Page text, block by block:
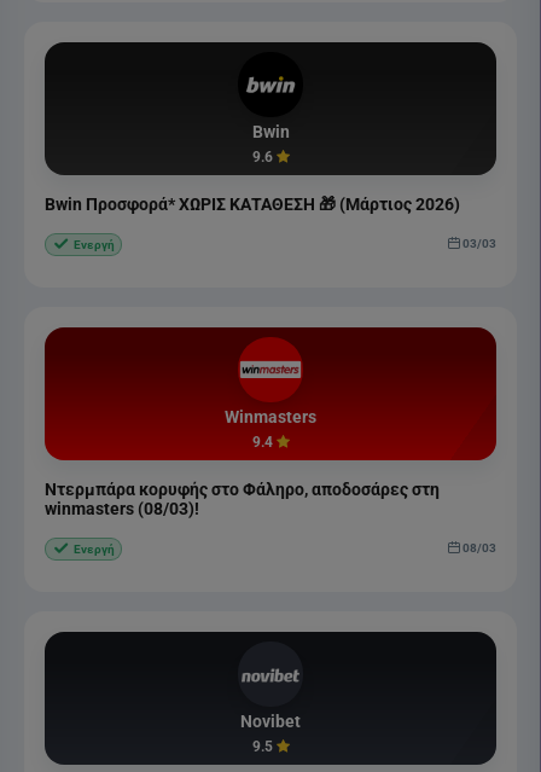
Bwin
9.6
Bwin Προσφορά* ΧΩΡΙΣ ΚΑΤΑΘΕΣΗ 🎁 (Μάρτιος 2026)
Ενεργή 03/03
Winmasters
9.4
Ντερμπάρα κορυφής στο Φάληρο, αποδοσάρες στη
winmasters (08/03)!
Ενεργή 08/03
Novibet
9.5